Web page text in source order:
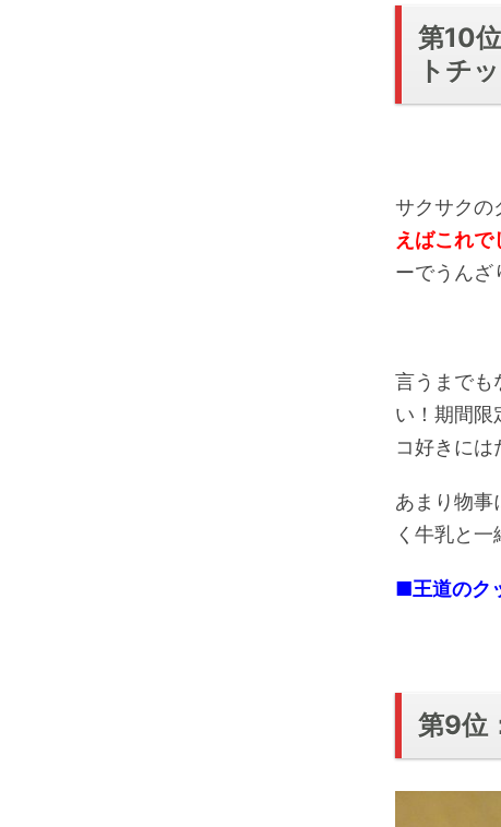
第10
トチ
サクサクの
えばこれで
ーでうんざ
言うまでも
い！期間限
コ好きに
あまり物事
く牛乳と一
■王道のク
第9位